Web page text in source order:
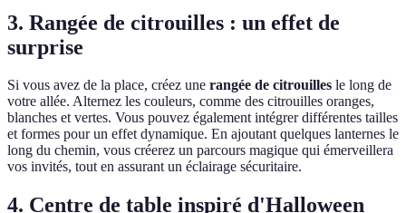
3. Rangée de citrouilles : un effet de
surprise
Si vous avez de la place, créez une rangée de citrouilles le long de
votre allée. Alternez les couleurs, comme des citrouilles oranges,
blanches et vertes. Vous pouvez également intégrer différentes tailles
et formes pour un effet dynamique. En ajoutant quelques lanternes le
long du chemin, vous créerez un parcours magique qui émerveillera
vos invités, tout en assurant un éclairage sécuritaire.
4. Centre de table inspiré d'Halloween